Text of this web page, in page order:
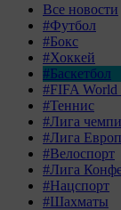
Все новости
#Футбол
#Бокс
#Хоккей
#Баскетбол
#FIFA World
#Теннис
#Лига
#Лига
#Велоспорт
#Лига
#Нацспорт
#Шахматы